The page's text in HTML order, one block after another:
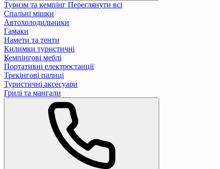
Туризм та кемпінг Переглянути всі
Спальні мішки
Автохолодильники
Гамаки
Намети та тенти
Килимки туристичні
Кемпінгові меблі
Портативні електростанції
Трекінгові палиці
Туристичні аксесуари
Грилі та мангали